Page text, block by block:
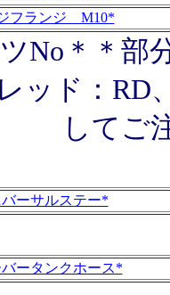
フランジ M10*
No＊＊部
ッド：RD
してご
ーサルステー*
ータンクホース*